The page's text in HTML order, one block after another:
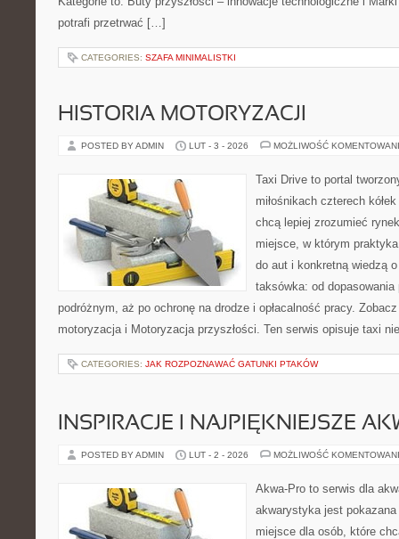
potrafi przetrwać […]
CATEGORIES: SZAFA MINIMALISTKI
HISTORIA MOTORYZACJI
POSTED BY ADMIN LUT - 3 - 2026 MOŻLIWOŚĆ
Taxi Drive to portal
miłośnikach czterech
chcą lepiej zrozumieć
miejsce, w którym
do aut i konkretną wiedzą
taksówka: od
podróżnym, aż po ochronę na drodze i opłacalność pracy.
motoryzacja i Motoryzacja przyszłości. Ten serwis opisuje taxi
CATEGORIES: JAK ROZPOZNAWAĆ GATUNKI PTAKÓW
INSPIRACJE I NAJPIĘKNIEJSZE
POSTED BY ADMIN LUT - 2 - 2026 MOŻLIWOŚĆ
Akwa-Pro to serwis dla
akwarystyka jest
miejsce dla osób, które